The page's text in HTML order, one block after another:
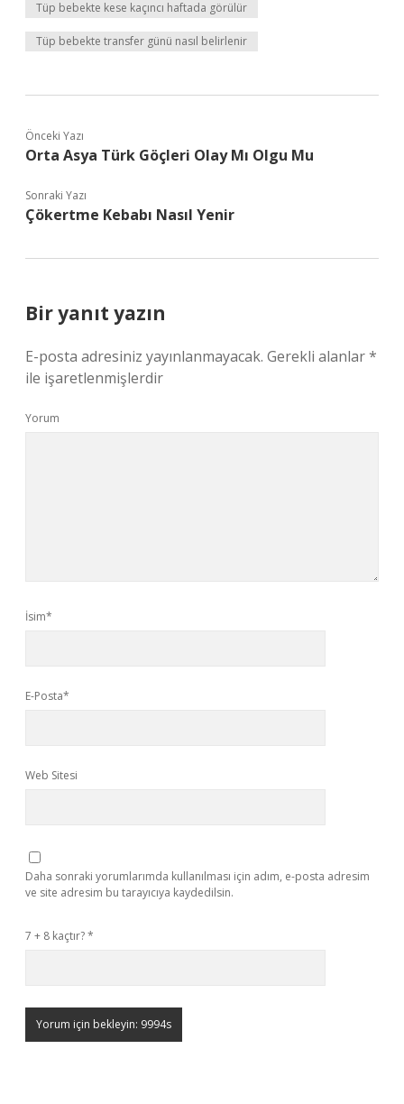
Tüp bebekte kese kaçıncı haftada görülür
Tüp bebekte transfer günü nasıl belirlenir
Önceki Yazı
Orta Asya Türk Göçleri Olay Mı Olgu Mu
Sonraki Yazı
Çökertme Kebabı Nasıl Yenir
Bir yanıt yazın
E-posta adresiniz yayınlanmayacak. Gerekli alanlar*
ile işaretlenmişlerdir
Yorum
İsim*
E-Posta*
Web Sitesi
Daha sonraki yorumlarımda kullanılması için adım, e-posta adresim
ve site adresim bu tarayıcıya kaydedilsin.
7 + 8 kaçtır?*